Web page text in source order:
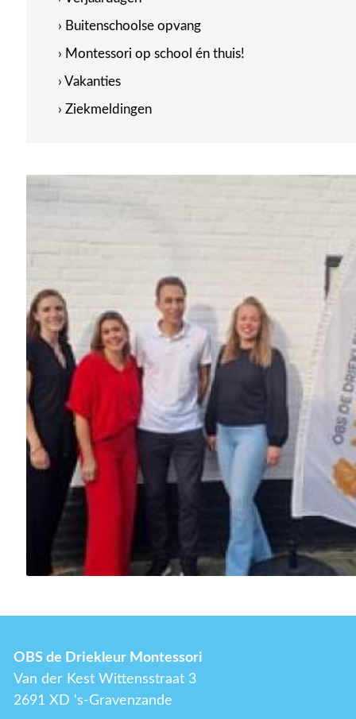
› Buitenschoolse opvang
› Montessori op school én thuis!
› Vakanties
› Ziekmeldingen
OBS de Driekleur Montessori
Van der Kest Wittensstraat 3
2691 XD 's-Gravenzande